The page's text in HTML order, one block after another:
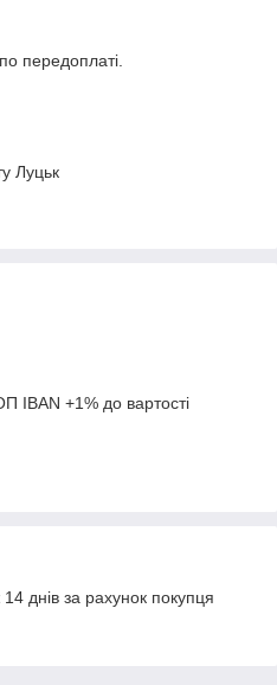
передоплаті.
Луцьк
IBAN +1% до вартості
днів за рахунок покупця